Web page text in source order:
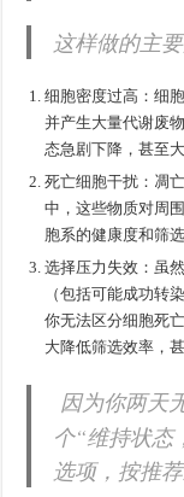
这样做的主
细胞密度过高：细
并产生大量代谢废
态急剧下降，甚至大
死亡细胞干扰：凋
中，这些物质对周
胞系的健康度和筛选
选择压力失效：虽
（包括可能成功转
你无法区分细胞死
大降低筛选效率，
因为你两天
个“维持状态
选项，按推